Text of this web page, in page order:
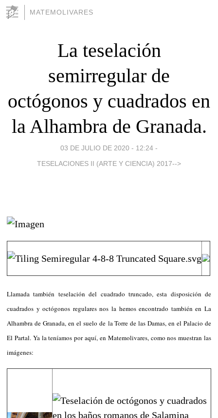
MATEMOLIVARES
La teselación
semirregular de
octógonos y cuadrados en
la Alhambra de Granada.
03 DE JULIO DE 2020 - 12:24 -
TESELACIONES II (ARTE Y CIENCIA) 2017-->
Llamada también teselación del cuadrado truncado, esta disposición de
cuadrados y octógonos regulares nos la hemos encontrado también en La
Alhambra de Granada, en el suelo de la Torre de las Damas, en el Palacio de
El Partal. Ya la teníamos por aquí, en Matemolivares, como nos muestran las
imágenes: